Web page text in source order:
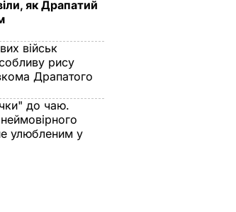
21.28ГРОШІ
як Драпатий
військ
рису
Драпатого
до чаю.
улюбленим у